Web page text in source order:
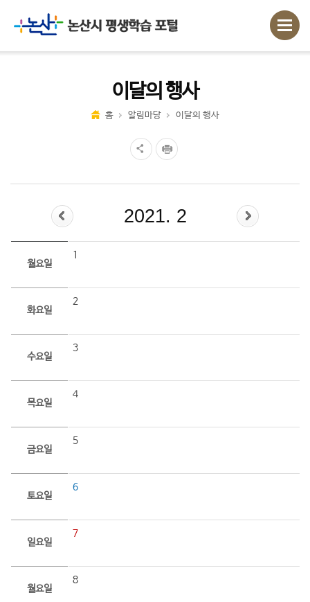
이달의 행사
홈 알림마당 이달의 행사
2021. 2
월요일
1
화요일
2
수요일
3
목요일
4
금요일
5
토요일
6
일요일
7
월요일
8